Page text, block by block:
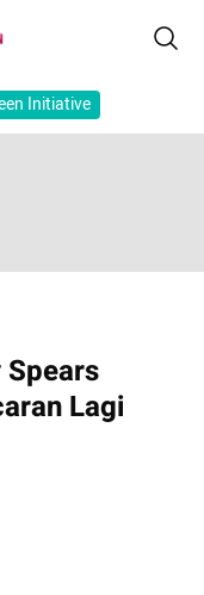
Initiative
Lagi